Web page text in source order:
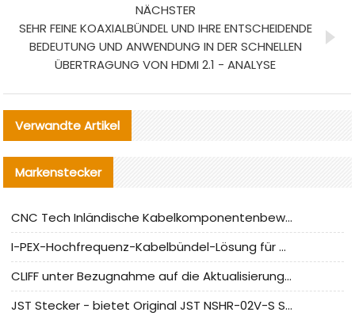
NÄCHSTER
SEHR FEINE KOAXIALBÜNDEL UND IHRE ENTSCHEIDENDE
BEDEUTUNG UND ANWENDUNG IN DER SCHNELLEN
ÜBERTRAGUNG VON HDMI 2.1 - ANALYSE
Verwandte Artikel
Markenstecker
CNC Tech Inländische Kabelkomponentenbewertung und Massenproduktionsanpassungsanleitung
I-PEX-Hochfrequenz-Kabelbündel-Lösung für die heimische Produktion analysiert
CLIFF unter Bezugnahme auf die Aktualisierung der chinesischen Stecker-Testnormen
JST Stecker - bietet Original JST NSHR-02V-S Stecker und Ersatzteile an